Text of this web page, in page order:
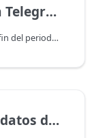
de dominios
Recibir notificaciones en Telegram sobre el fin del periodo de registro de dominios
electrónico